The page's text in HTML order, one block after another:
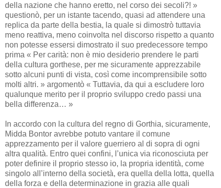
della nazione che hanno eretto, nel corso dei secoli?! »
questionò, per un istante tacendo, quasi ad attendere una
replica da parte della bestia, la quale si dimostrò tuttavia
meno reattiva, meno coinvolta nel discorso rispetto a quanto
non potesse essersi dimostrato il suo predecessore tempo
prima « Per carità: non è mio desiderio prendere le parti
della cultura gorthese, per me sicuramente apprezzabile
sotto alcuni punti di vista, così come incomprensibile sotto
molti altri. » argomentò « Tuttavia, da qui a escludere loro
qualunque merito per il proprio sviluppo credo passi una
bella differenza… »
In accordo con la cultura del regno di Gorthia, sicuramente,
Midda Bontor avrebbe potuto vantare il comune
apprezzamento per il valore guerriero al di sopra di ogni
altra qualità. Entro quei confini, l’unica via riconosciuta per
poter definire il proprio stesso io, la propria identità, come
singolo all’interno della società, era quella della lotta, quella
della forza e della determinazione in grazia alle quali